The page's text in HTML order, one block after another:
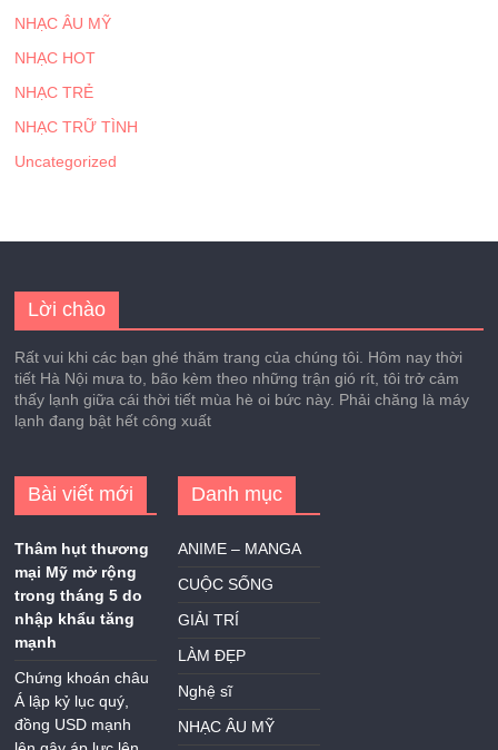
NHẠC ÂU MỸ
NHẠC HOT
NHẠC TRẺ
NHẠC TRỮ TÌNH
Uncategorized
Lời chào
Rất vui khi các bạn ghé thăm trang của chúng tôi. Hôm nay thời
tiết Hà Nội mưa to, bão kèm theo những trận gió rít, tôi trở cảm
thấy lạnh giữa cái thời tiết mùa hè oi bức này. Phải chăng là máy
lạnh đang bật hết công xuất
Bài viết mới
Thâm hụt thương
mại Mỹ mở rộng
trong tháng 5 do
nhập khẩu tăng
mạnh
Chứng khoán châu
Á lập kỷ lục quý,
đồng USD mạnh
Danh mục
ANIME – MANGA
CUỘC SỐNG
GIẢI TRÍ
LÀM ĐẸP
Nghệ sĩ
NHẠC ÂU MỸ